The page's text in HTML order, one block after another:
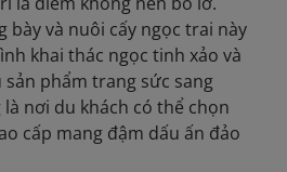
bày và nuôi cấy ngọc trai này
khai thác ngọc tinh xảo và
phẩm trang sức sang
nơi du khách có thể chọn
cấp mang đậm dấu ấn đảo